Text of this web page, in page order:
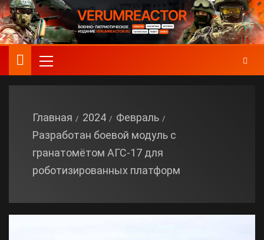
Главная 2024
Февраль
Разработан боевой модуль с
гранатомётом АГС-17 для
роботизированных платформ